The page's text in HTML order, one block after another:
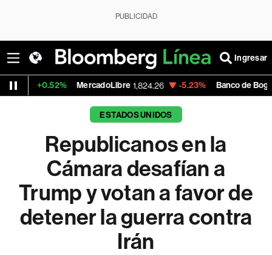
PUBLICIDAD
Ingresar
MercadoLibre 1,824.26 -5.23% Banco de Bogota
ESTADOS UNIDOS
Republicanos en la
Cámara desafían a
Trump y votan a favor de
detener la guerra contra
Irán